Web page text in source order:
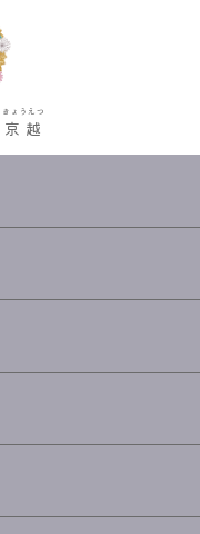
京越
きょうえつ